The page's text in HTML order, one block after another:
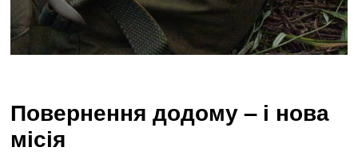
Повернення додому – і нова
місія